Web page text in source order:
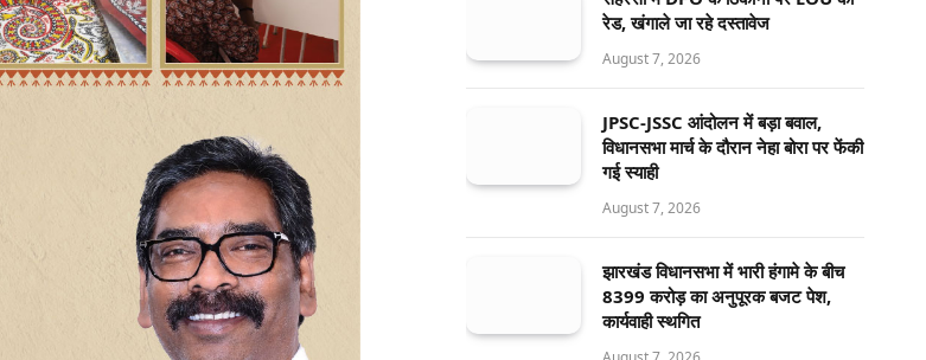
रेड, खंगाले जा रहे दस्तावेज
August 7, 2026
JPSC-JSSC आंदोलन में बड़ा बवाल,
विधानसभा मार्च के दौरान नेहा बोरा पर फेंकी
गई स्याही
August 7, 2026
झारखंड विधानसभा में भारी हंगामे के बीच
8399 करोड़ का अनुपूरक बजट पेश,
कार्यवाही स्थगित